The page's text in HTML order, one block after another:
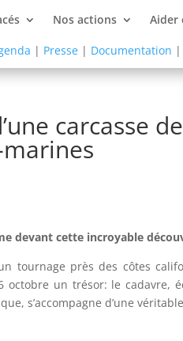
Nos actions Aider
| Presse| Documentation |
carcasse
marines
devant cette incroyable
tournage près des côtes
un trésor: le cadavre,
s’accompagne d’une